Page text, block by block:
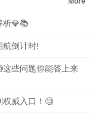
析💎📚
航倒计时!
些问题你能答上来
权威入口！🧐